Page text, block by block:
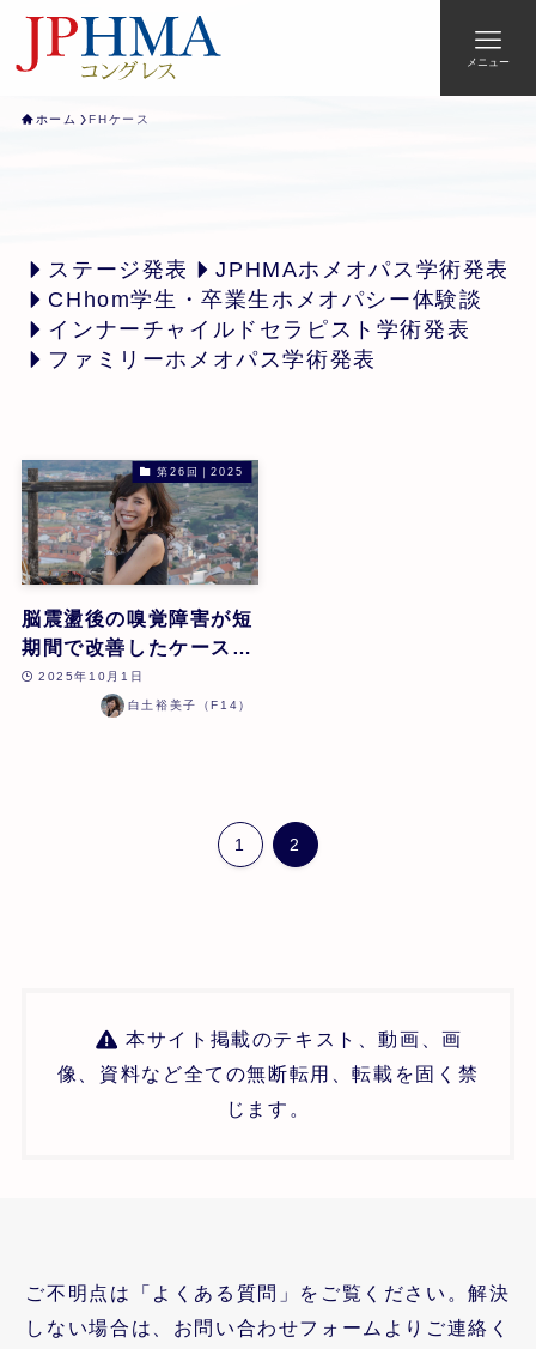
メニュー
ホーム FHケース
ステージ発表
JPHMAホメオパス学術発表
CHhom学生・卒業生ホメオパシー体験談
インナーチャイルドセラピスト学術発表
ファミリーホメオパス学術発表
第26回｜2025
脳震盪後の嗅覚障害が短
期間で改善したケース |
白土裕美子 | 第26回
2025年10月1日
白土裕美子（F14）
1 2
本サイト掲載のテキスト、動画、画
像、資料など全ての無断転用、転載を固く禁
じます。
ご不明点は「よくある質問」をご覧ください。解決
しない場合は、お問い合わせフォームよりご連絡く